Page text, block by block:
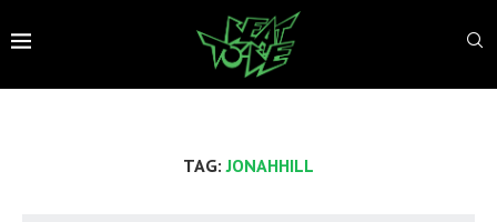
TAG:JONAHHILL